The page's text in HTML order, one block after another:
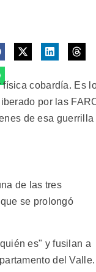
física cobardía. Es
por las
de esa guerrilla
de las tres
se prolongó
es" y fusilan a
del Valle.